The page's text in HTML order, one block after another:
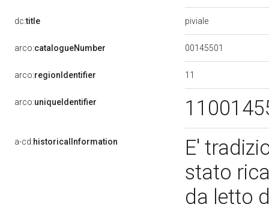
dc:title piviale
arco:catalogueNumber 00145501
arco:regionIdentifier 11
arco:uniqueIdentifier
a-cd:historicalInformation
E'
stato
da letto